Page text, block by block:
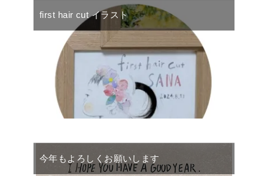
first hair cut イラスト
今年もよろしくお願いします